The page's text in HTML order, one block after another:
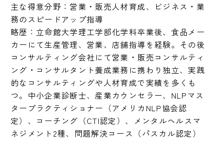
主な得意分野：営業・販売人材育成、ビジネス・業
務のスピードアップ指導
略歴：立命館大学理工学部化学科卒業後、食品メー
カーにて生産管理、営業、店舗指導を経験。その後
コンサルティング会社にて営業・販売コンサルティ
ング・コンサルタント養成業務に携わり独立、実践
的なコンサルティングや人材育成で実績を多くも
つ。中小企業診断士、産業カウンセラー、NLPマス
タープラクティショナー（アメリカNLP協会認
定）、コーチング（CTI認定）、メンタルヘルスマ
ネジメント2種、問題解決コース（パスカル認定）